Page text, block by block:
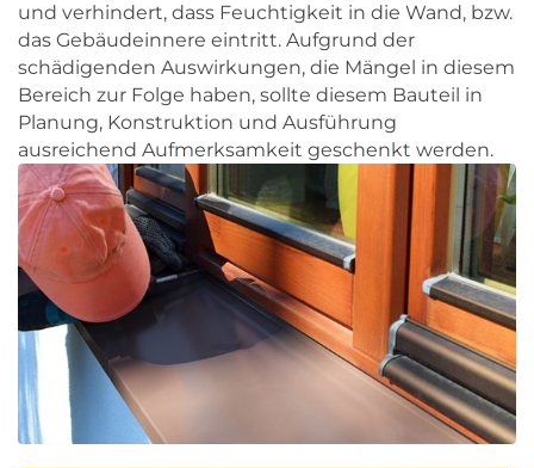
und verhindert, dass Feuchtigkeit in die Wand, bzw.
das Gebäudeinnere eintritt. Aufgrund der
schädigenden Auswirkungen, die Mängel in diesem
Bereich zur Folge haben, sollte diesem Bauteil in
Planung, Konstruktion und Ausführung
ausreichend Aufmerksamkeit geschenkt werden.